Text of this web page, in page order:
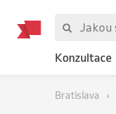
Konzultace
Bratislava